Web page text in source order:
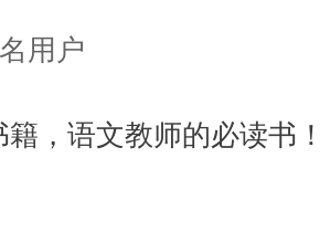
用户
，语文教师的必读书！